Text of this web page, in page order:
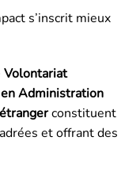
s’inscrit mieux
Volontariat
en Administration
constituent
et offrant des